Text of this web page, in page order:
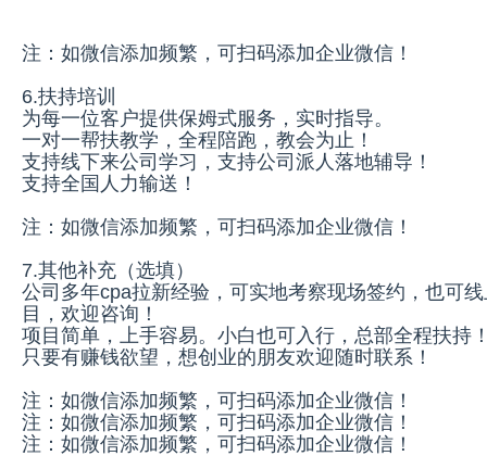
注：如微信添加频繁，可扫码添加企业微信！
6.扶持培训
为每一位客户提供保姆式服务，实时指导。
一对一帮扶教学，全程陪跑，教会为止！
支持线下来公司学习，支持公司派人落地辅导！
支持全国人力输送！
注：如微信添加频繁，可扫码添加企业微信！
7.其他补充（选填）
公司多年cpa拉新经验，可实地考察现场签约，也可
目，欢迎咨询！
项目简单，上手容易。小白也可入行，总部全程扶持
只要有赚钱欲望，想创业的朋友欢迎随时联系！
注：如微信添加频繁，可扫码添加企业微信！
注：如微信添加频繁，可扫码添加企业微信！
注：如微信添加频繁，可扫码添加企业微信！